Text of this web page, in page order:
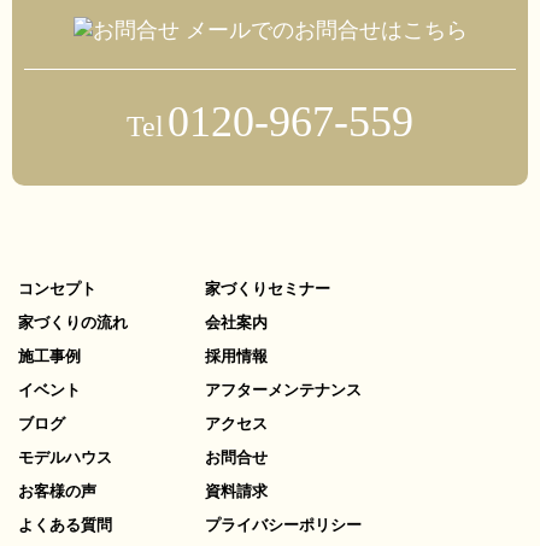
メールでのお問合せはこちら
Tel0120-967-559
コンセプト
家づくりの流れ
施工事例
イベント
ブログ
モデルハウス
お客様の声
よくある質問
家づくりセミナー
会社案内
採用情報
アフターメンテナンス
アクセス
お問合せ
資料請求
プライバシーポリシー